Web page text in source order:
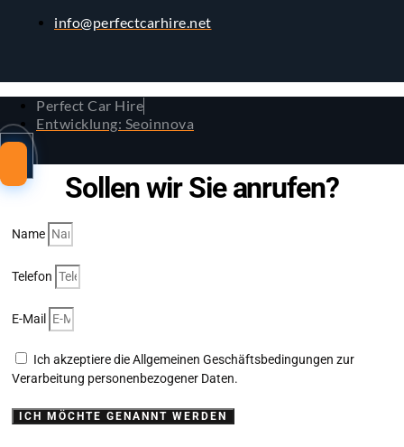
info@perfectcarhire.net
Perfect Car Hire
Entwicklung: Seoinnova
Sollen wir Sie anrufen?
Name
Telefon
E-Mail
Ich akzeptiere die Allgemeinen Geschäftsbedingungen zur
Verarbeitung personenbezogener Daten.
ICH MÖCHTE GENANNT WERDEN